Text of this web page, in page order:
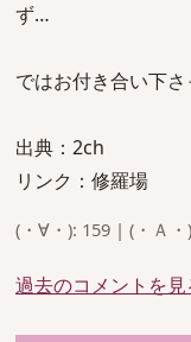
ず…
ではお付き合い下さ
出典：2ch
リンク：修羅場
(・∀・): 159 | (・Ａ・
過去のコメントを見